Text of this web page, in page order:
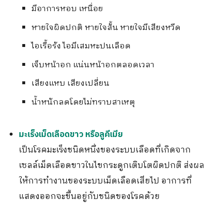
มีอาการหอบ เหนื่อย
หายใจผิดปกติ หายใจสั้น หายใจมีเสียงหวีด
ไอเรื้อรัง ไอมีเสมหะปนเลือด
เจ็บหน้าอก แน่นหน้าอกตลอดเวลา
เสียงแหบ เสียงเปลี่ยน
น้ำหนักลดโดยไม่ทราบสาเหตุ
มะเร็งเม็ดเลือดขาว หรือลูคีเมีย
เป็นโรคมะเร็งชนิดหนึ่งของระบบเลือดที่เกิดจาก
เซลล์เม็ดเลือดขาวในไขกระดูกเติบโตผิดปกติ ส่งผล
ให้การทำงานของระบบเม็ดเลือดเสียไป อาการที่
แสดงออกจะขึ้นอยู่กับชนิดของโรคด้วย